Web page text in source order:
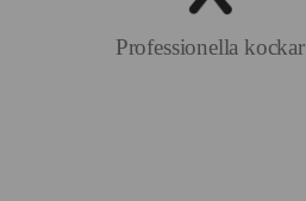
Professionella kockar